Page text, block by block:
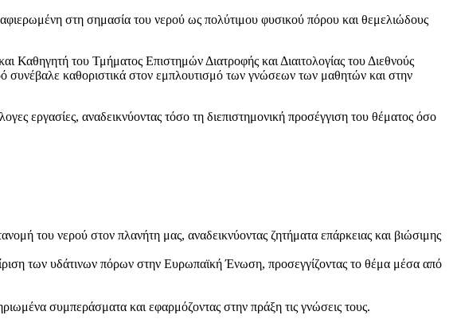
στη σημασία του νερού ως πολύτιμου φυσικού πόρου και θεμελιώδους
του Τμήματος Επιστημών Διατροφής και Διαιτολογίας του Διεθνούς
συνέβαλε καθοριστικά στον εμπλουτισμό των γνώσεων των μαθητών και στην
εργασίες, αναδεικνύοντας τόσο τη διεπιστημονική προσέγγιση του θέματος όσο
του νερού στον πλανήτη μας, αναδεικνύοντας ζητήματα επάρκειας και βιώσιμης
των υδάτινων πόρων στην Ευρωπαϊκή Ένωση, προσεγγίζοντας το θέμα μέσα από
συμπεράσματα και εφαρμόζοντας στην πράξη τις γνώσεις τους.